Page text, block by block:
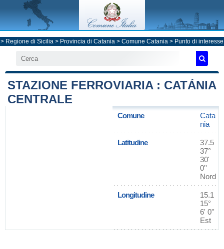
> Regione di Sicilia > Provincia di Catania > Comune Catania > Punto di interesse
STAZIONE FERROVIARIA : CATÁNIA
CENTRALE
Comune
Cata
nia
Latitudine
37.5
37°
30'
0''
Nord
Longitudine
15.1
15°
6' 0''
Est